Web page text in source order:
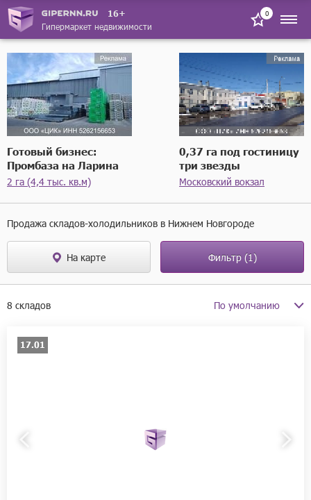
16+
Гипермаркет недвижимости
0
Готовый бизнес:
Промбаза на Ларина
2 га (4,4 тыс. кв.м)
0,37 га под гостиницу
три звезды
Московский вокзал
Продажа складов-холодильников в Нижнем Новгороде
На карте Фильтр(1)
8 складов
17.01